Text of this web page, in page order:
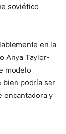
soviético
en la
Anya Taylor-
modelo
bien podría ser
encantadora y